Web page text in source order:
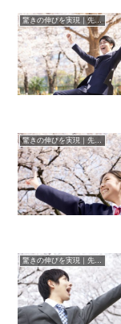
驚きの伸びを実現｜先輩列伝
驚きの伸びを実現｜先輩列伝